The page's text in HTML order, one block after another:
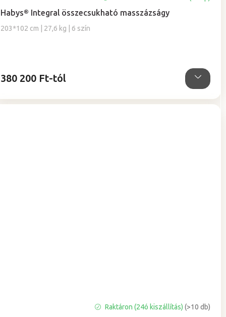
Habys® Integral összecsukható masszázságy
203*102 cm | 27,6 kg | 6 szín
380 200 Ft-tól
Raktáron (24ó kiszállítás) (>10 db)